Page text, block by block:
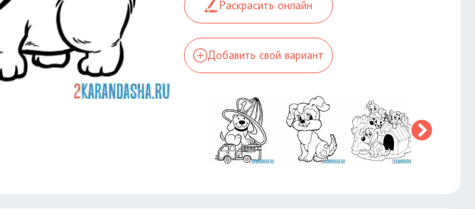
Раскрасить онлайн
Добавить свой вариант